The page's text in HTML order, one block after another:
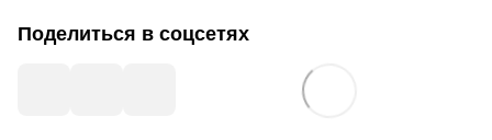
Поделиться в соцсетях